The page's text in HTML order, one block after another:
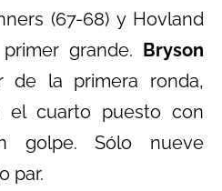
(67-68) y Hovland
grande. Bryson
de la primera ronda,
el cuarto puesto con
golpe. Sólo nueve
par.